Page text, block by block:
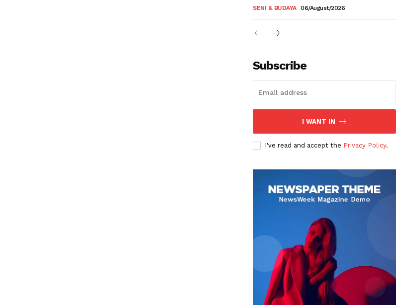
SENI & BUDAYA 06/August/2026
Subscribe
I WANT IN
I've read and accept the Privacy Policy.